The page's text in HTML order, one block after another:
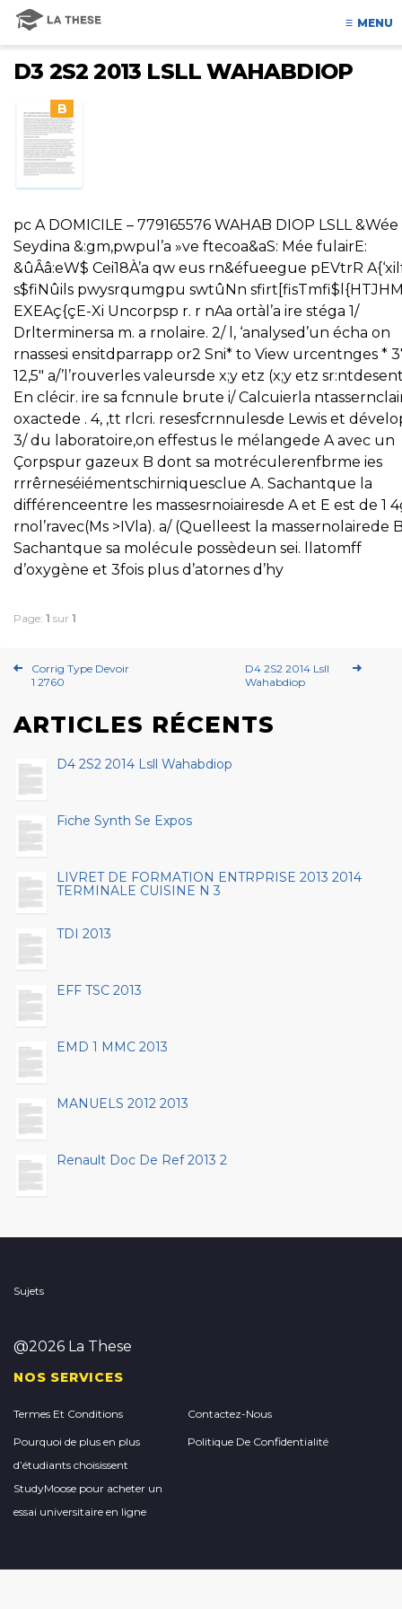
MENU
D3 2S2 2013 LSLL WAHABDIOP
B
pc A DOMICILE – 779165576 WAHAB DIOP LSLL &Wée
Seydina &:gm,pwpul’a »ve ftecoa&aS: Mée fulairE:
&ûÂâ:eW$ Cei18À’a qw eus rn&éfueegue pEVtrR
s$fiNûils pwysrqumgpu swtûNn
EXEAç{çE-Xi Uncorpsp r. r nAa ortàl’a ire stéga 1/
Drlterminersa m. a rnolaire. 2/ l, ‘analysed’un écha on
rnassesi ensitdparrapp or2 Sni* to View urcentnges *
12,5″ a/’l’rouverles valeursde x;y etz (x;y etz
En clécir. ire sa fcnnule brute i/ Calcuierla
oxactede . 4, ,tt rlcri. resesfcrnnulesde Lewis et
3/ du laboratoire,on effestus le mélangede A avec un
Çorpspur gazeux B dont sa motréculerenfbrme ies
rrrêrneséiémentschirniquesclue A. Sachantque la
différenceentre les massesrnoiairesde A et E est de 1
rnol’ravec(Ms >IVla). a/ (Quelleest la massernolairede
Sachantque sa molécule possèdeun sei. llatomff
d’oxygène et 3fois plus d’atornes d’hy
Page: 1 sur 1
Corrig Type Devoir
1 2760
D4 2S2 2014 Lsll
Wahabdiop
ARTICLES RÉCENTS
D4 2S2 2014 Lsll Wahabdiop
Fiche Synth Se Expos
LIVRET DE FORMATION ENTRPRISE 2013 2014
TERMINALE CUISINE N 3
TDI 2013
EFF TSC 2013
EMD 1 MMC 2013
MANUELS 2012 2013
Renault Doc De Ref 2013 2
Sujets
@2026 La These
NOS SERVICES
Termes Et Conditions Contactez-Nous
Pourquoi de plus en plus
d’étudiants choisissent
StudyMoose pour acheter un
essai universitaire en ligne
Politique De Confidentialité